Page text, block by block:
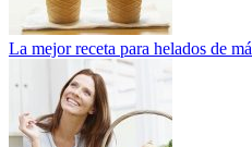
La mejor receta para helados de